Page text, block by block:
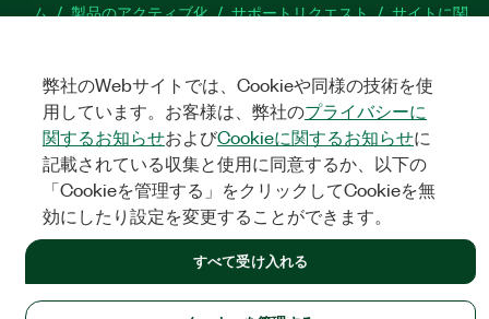
ム
製品のアクティブ化 サポートリクエスト
サイトに関
TwitterYouTube
法令関連情報|IMPRINT|プライバシー|クッキーを管理する
NATIONAL INSTRUMENTS CORP. ALL RIGHTS RESERVED.
弊社のWebサイトでは、Cookieや同様の技術を使
用しています。お客様は、弊社のプライバシーに
関するお知らせおよびCookieに関するお知らせに
記載されている収集と使用に同意するか、以下の
「Cookieを管理する」をクリックしてCookieを無
効にしたり設定を変更することができます。
すべて受け入れる